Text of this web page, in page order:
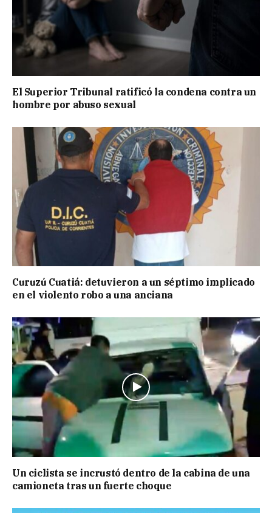
El Superior Tribunal ratificó la condena contra un
hombre por abuso sexual
Curuzú Cuatiá: detuvieron a un séptimo implicado
en el violento robo a una anciana
Un ciclista se incrustó dentro de la cabina de una
camioneta tras un fuerte choque